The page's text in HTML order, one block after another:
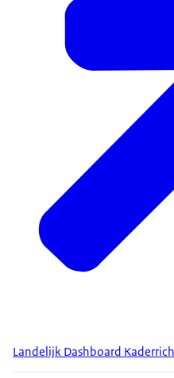
Landelijk Dashboard